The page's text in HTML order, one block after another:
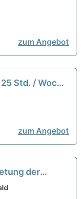
Std. / Woche
zum Angebot
Std. / Woche
zum Angebot
der
(m/w/d)